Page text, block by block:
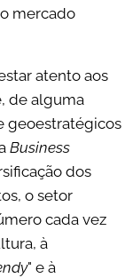
mercado
atento aos
de alguma
geoestratégicos
Business
dos
o setor
cada vez
à
" e à